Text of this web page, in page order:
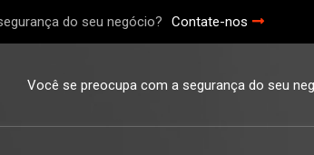
do seu negócio? Contate-nos
Você se preocupa com a segurança do seu